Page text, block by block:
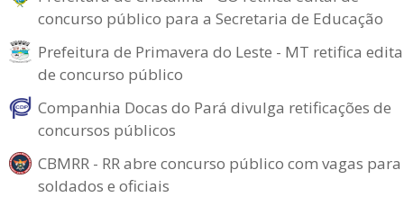
concurso público para a Secretaria de Educação
Prefeitura de Primavera do Leste - MT retifica
de concurso público
Companhia Docas do Pará divulga retificações de
concursos públicos
CBMRR - RR abre concurso público com vagas para
soldados e oficiais